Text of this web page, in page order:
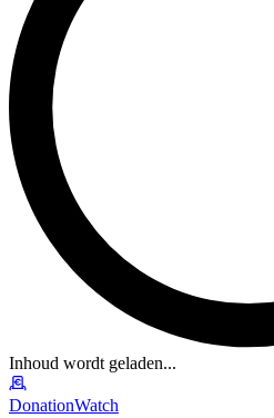
Inhoud wordt geladen...
DonationWatch